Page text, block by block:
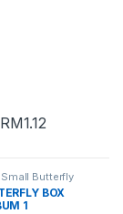
RM1.12
Small Butterfly
BOX
1